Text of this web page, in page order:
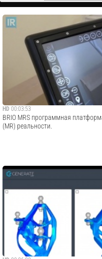
HD 00:03:53
BRIO MRS программная
(MR) реальности.